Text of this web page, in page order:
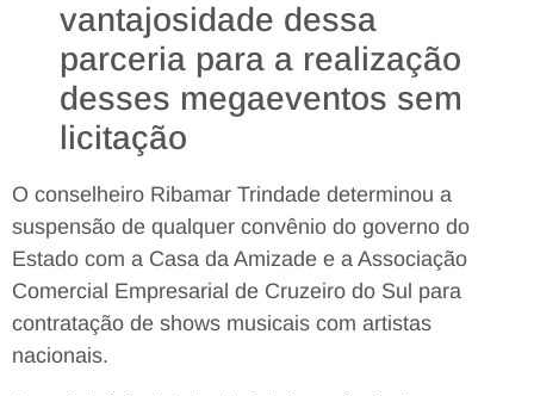
vantajosidade dessa
parceria para a realização
desses megaeventos sem
licitação
O conselheiro Ribamar Trindade determinou a
suspensão de qualquer convênio do governo do
Estado com a Casa da Amizade e a Associação
Comercial Empresarial de Cruzeiro do Sul para
contratação de shows musicais com artistas
nacionais.